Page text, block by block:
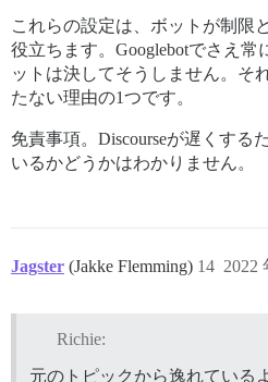
これらの設定は、ボットが制限
役立ちます。Googlebotでさえ
ットは決してそうしません。そ
たない理由の1つです。
免責事項。Discourseが遅くする
いるかどうかはわかりません。
Jagster (Jakke Flemming) 2022
14
Richie:
元のトピックから逸れている